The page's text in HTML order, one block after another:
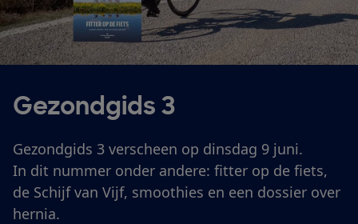
Gezondgids 3
Gezondgids 3 verscheen op dinsdag 9 juni.
In dit nummer onder andere: fitter op de fiets,
de Schijf van Vijf, smoothies en een dossier over
hernia.